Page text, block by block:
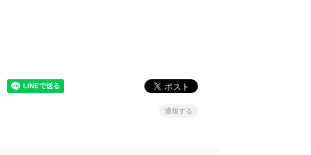
通報する